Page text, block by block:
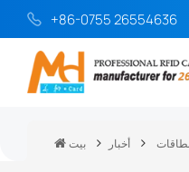
+86-0755 26554636
بيت أخبار